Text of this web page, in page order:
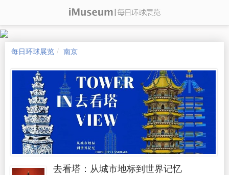
每日环球展览 南京
去看塔：从城市地标到世界记忆